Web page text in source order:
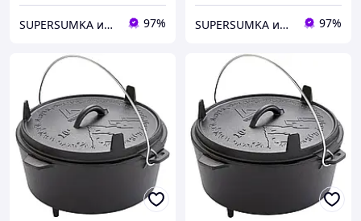
SUPERSUMKA интернет магазин 97% SUPERSUMKA интернет магазин 97%